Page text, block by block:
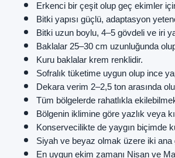
Erkenci bir çeşit olup geç ekimler
Bitki yapısı güçlü, adaptasyon
Bitki uzun boylu, 4–5 gövdeli ve iri
Baklalar 25–30 cm uzunluğunda
Kuru baklalar krem renklidir.
Sofralık tüketime uygun olup ince
Dekara verim 2–2,5 ton arasında
Tüm bölgelerde rahatlıkla
Bölgenin iklimine göre yazlık veya
Konservecilikte de yaygın biçimde
Siyah ve beyaz olmak üzere iki ana
En uygun ekim zamanı Nisan ve